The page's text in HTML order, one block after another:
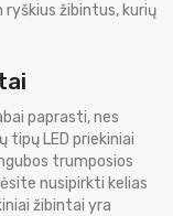
žibintus, kurių
paprasti, nes
tipų LED priekiniai
trumposios
nusipirkti kelias
žibintai yra